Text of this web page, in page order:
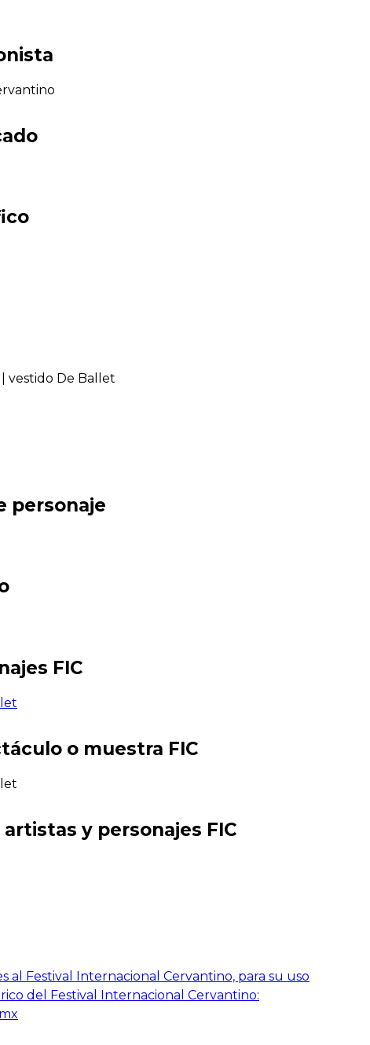
vestido De Ballet
personaje
FIC
o muestra FIC
y personajes FIC
al Festival Internacional Cervantino, para su uso
del Festival Internacional Cervantino: